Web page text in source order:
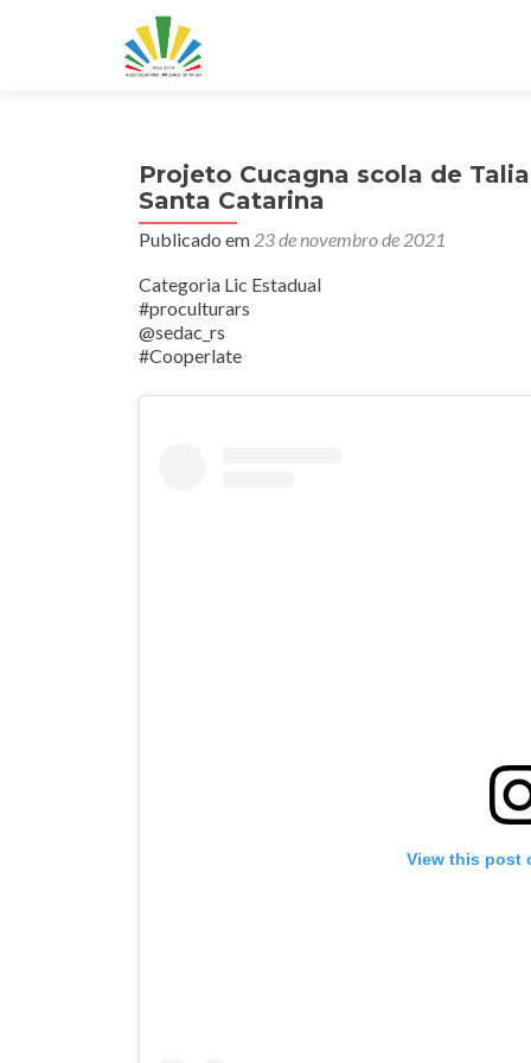
Projeto Cucagna scola de
Santa Catarina
Publicado em 23 de novembro de 2021
Categoria Lic Estadual
#proculturars
@sedac_rs
#Cooperlate
View this post